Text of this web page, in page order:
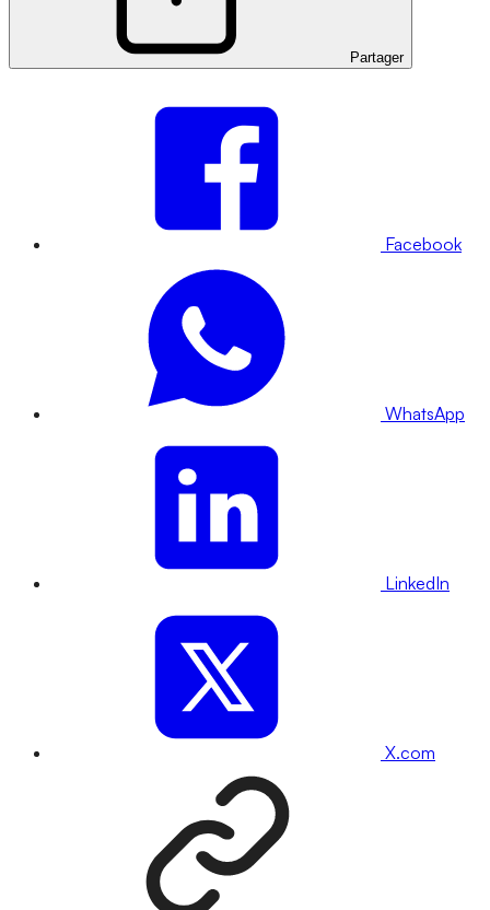
Partager
Facebook
WhatsApp
LinkedIn
X.com